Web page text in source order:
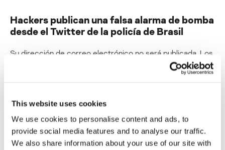
This website uses cookies
We use cookies to personalise content and ads, to
provide social media features and to analyse our traffic.
We also share information about your use of our site with
Hackers publican una falsa alarma de bomba
desde el Twitter de la policía de Brasil
Su dirección de correo electrónico no será publicada. Los
Nombre* Correo electrónico *